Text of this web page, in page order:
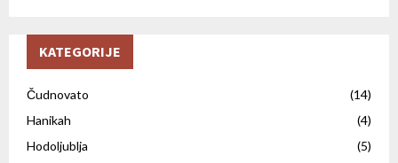
KATEGORIJE
Čudnovato
(14)
Hanikah
(4)
Hodoljublja
(5)